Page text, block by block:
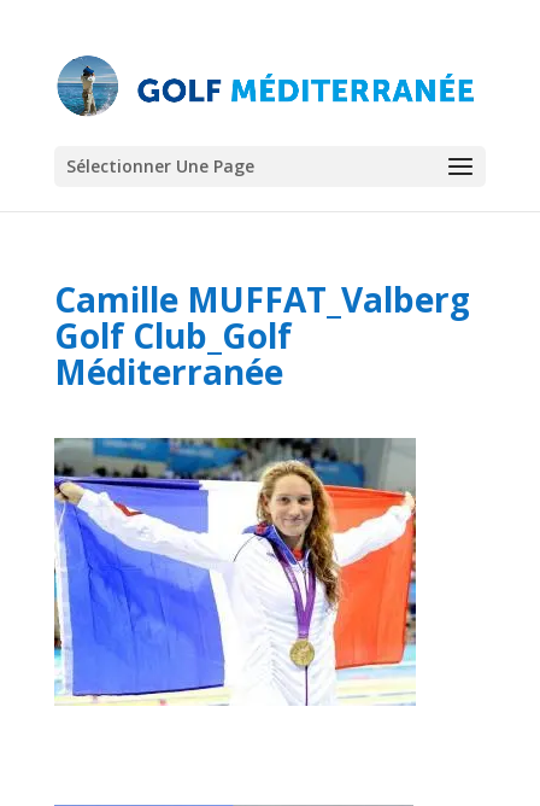
Sélectionner Une Page
Camille MUFFAT_Valberg
Golf Club_Golf
Méditerranée